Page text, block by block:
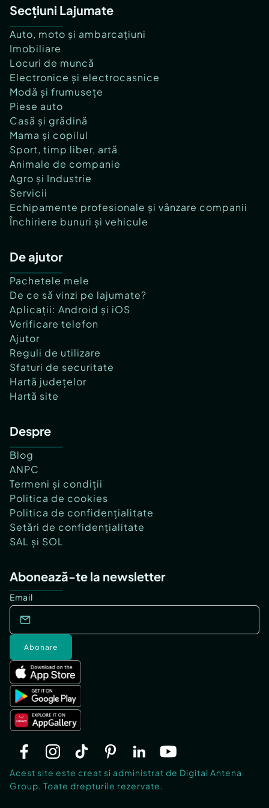
Id intern: P116115
Confort:1
Tip imobil:
Bloc de apartamente
Număr Băi:
2
Comision cumpărător:0%
Secțiuni Lajumate
Auto, moto și ambarcațiuni
Imobiliare
Locuri de muncă
Electronice și electrocasnice
Modă și frumusețe
Piese auto
Casă și grădină
Mama și copilul
Sport, timp liber, artă
Animale de companie
Agro și Industrie
Servicii
Echipamente profesionale și vânzare companii
Închiriere bunuri și vehicule
De ajutor
Pachetele mele
De ce să vinzi pe lajumate?
Aplicații: Android și iOS
Verificare telefon
Ajutor
Reguli de utilizare
Sfaturi de securitate
Hartă județelor
Hartă site
Despre
Blog
ANPC
Termeni și condiții
Politica de cookies
Politica de confidențialitate
Setări de confidențialitate
SAL și SOL
Abonează-te la newsletter
Email
Abonare
Acest site este creat si administrat de Digital Antena
Group. Toate drepturile rezervate.